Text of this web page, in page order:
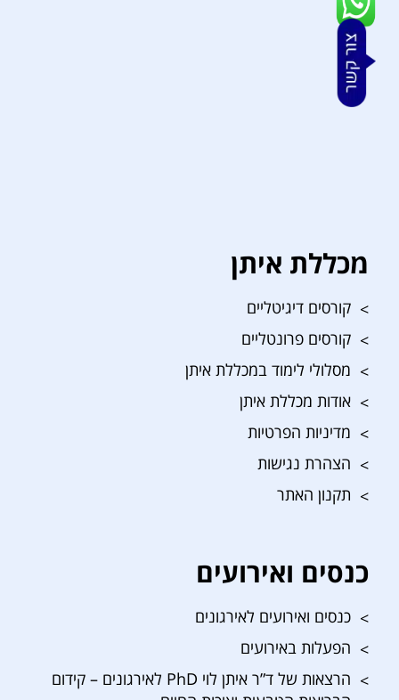
מכללת איתן
קורסים דיגיטליים
קורסים פרונטליים
מסלולי לימוד במכללת איתן
אודות מכללת איתן
מדיניות הפרטיות
הצהרת נגישות
תקנון האתר
כנסים ואירועים
כנסים ואירועים לאירגונים
הפעלות באירועים
הרצאות של ד”ר איתן לוי PhD לאירגונים – קידום